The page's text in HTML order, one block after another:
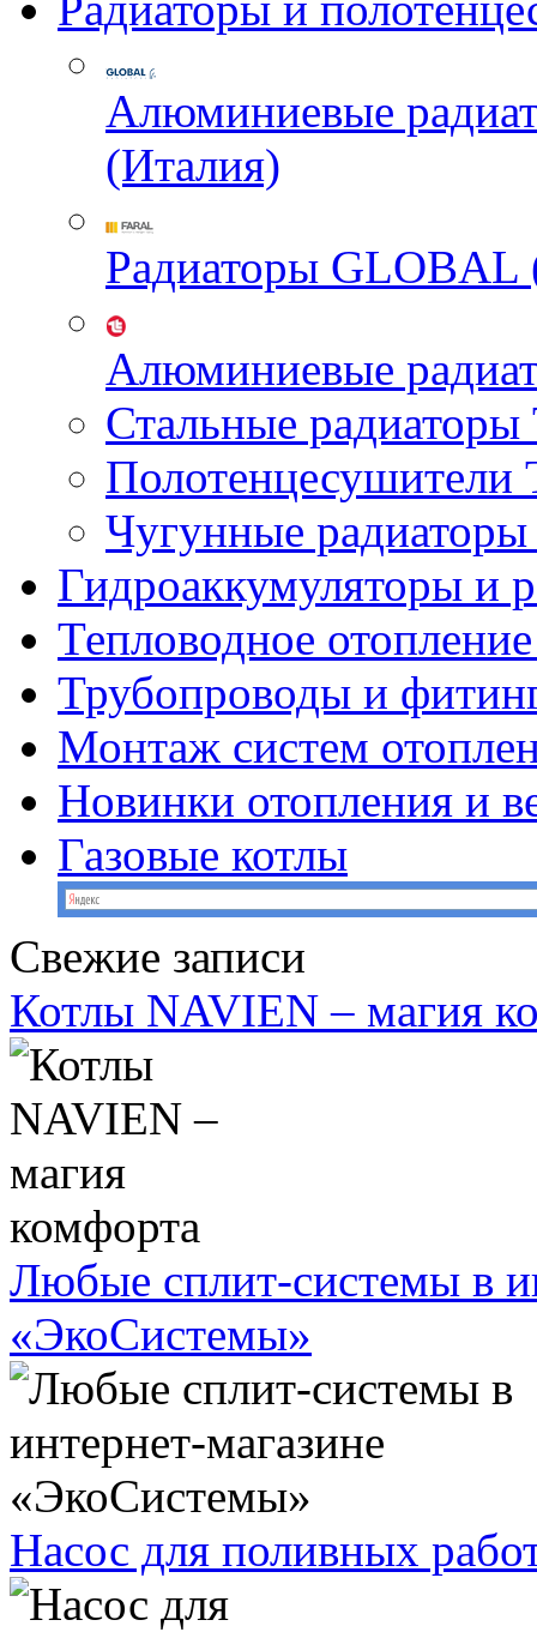
Алюминиевые
(Италия)
Радиаторы GLOBAL
Алюминиевые
Стальные
Чугунные
Гидроаккумуляторы и
Тепловодное
Трубопроводы и
Монтаж систем
Новинки отопления и
Газовые котлы
Свежие записи
Котлы NAVIEN – магия
Любые сплит-системы в
«ЭкоСистемы»
Насос для поливных